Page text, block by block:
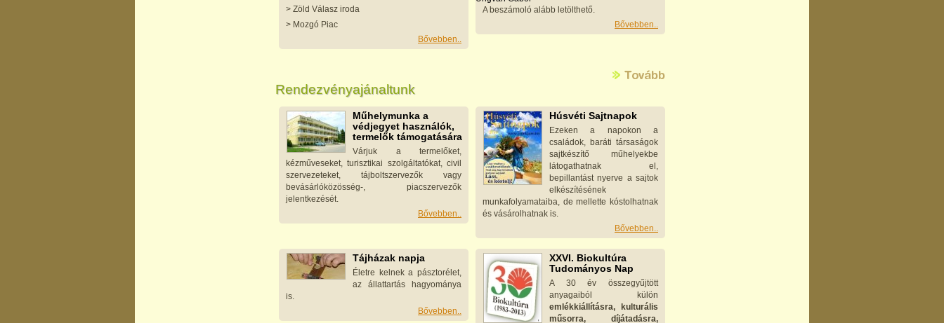
> Zöld Válasz iroda
> Mozgó Piac
Bővebben..
A beszámoló alább letölthető.
Bővebben..
Rendezvényajánaltunk
Műhelymunka a
védjegyet használók,
termelők támogatására
Várjuk a termelőket,
kézműveseket, turisztikai szolgáltatókat, civil
szervezeteket, tájboltszervezők vagy
bevásárlóközösség-, piacszervezők
jelentkezését.
Bővebben..
Húsvéti Sajtnapok
Ezeken a napokon a
családok, baráti társaságok
sajtkészítő műhelyekbe
látogathatnak el,
bepillantást nyerve a sajtok
elkészítésének
munkafolyamataiba, de mellette kóstolhatnak
és vásárolhatnak is.
Bővebben..
Tájházak napja
Életre kelnek a pásztorélet,
az állattartás hagyománya
is.
Bővebben..
XXVI. Biokultúra
Tudományos Nap
A 30 év összegyűjtött
anyagaiból külön
emlékkiállításra, kulturális
műsorra, díjátadásra,